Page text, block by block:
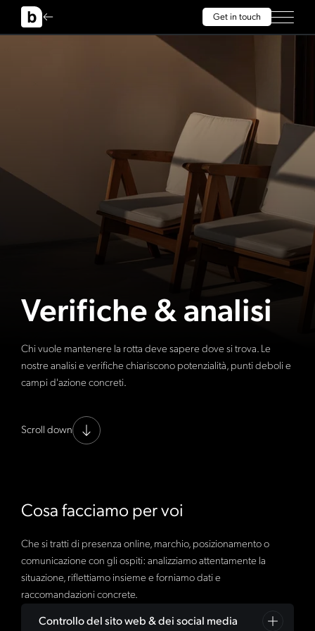
Get in touch
Verifiche & analisi
Chi vuole mantenere la rotta deve sapere dove si trova. Le
nostre analisi e verifiche chiariscono potenzialità, punti deboli e
campi d'azione concreti.
Scroll down
Cosa facciamo per voi
Che si tratti di presenza online, marchio, posizionamento o
comunicazione con gli ospiti: analizziamo attentamente la
situazione, riflettiamo insieme e forniamo dati e
raccomandazioni concrete.
Controllo del sito web & dei social media